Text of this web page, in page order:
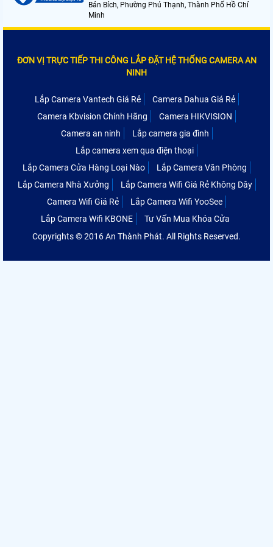
Bán Bích, Phường Phú Thạnh, Thành Phố Hồ Chí
Minh
ĐƠN VỊ TRỰC TIẾP THI CÔNG LẮP ĐẶT HỆ THỐNG CAMERA AN
NINH
Lắp Camera Vantech Giá Rẻ
Camera Dahua Giá Rẻ
Camera Kbvision Chính Hãng
Camera HIKVISION
Camera an ninh
Lắp camera gia đình
Lắp camera xem qua điện thoại
Lắp Camera Cửa Hàng Loại Nào
Lắp Camera Văn Phòng
Lắp Camera Nhà Xưởng
Lắp Camera Wifi Giá Rẻ Không Dây
Camera Wifi Giá Rẻ
Lắp Camera Wifi YooSee
Lắp Camera Wifi KBONE
Tư Vấn Mua Khóa Cửa
Copyrights © 2016 An Thành Phát. All Rights Reserved.